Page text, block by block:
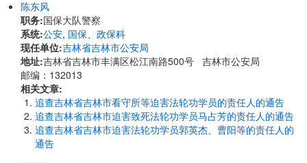
陈东风
职务:国保大队警察
系统:公安, 国保、政保科
现任单位:吉林省吉林市公安局
地址:吉林省吉林市丰满区松江南路500号 吉林市公安局
邮编：132013
相关文章:
追查吉林省吉林市看守所等迫害法轮功学员的责任人的通告
追查吉林省吉林市迫害致死法轮功学员马占芳的责任人的通告
追查吉林省吉林市迫害法轮功学员郭英杰、曹阳等的责任人的
通告